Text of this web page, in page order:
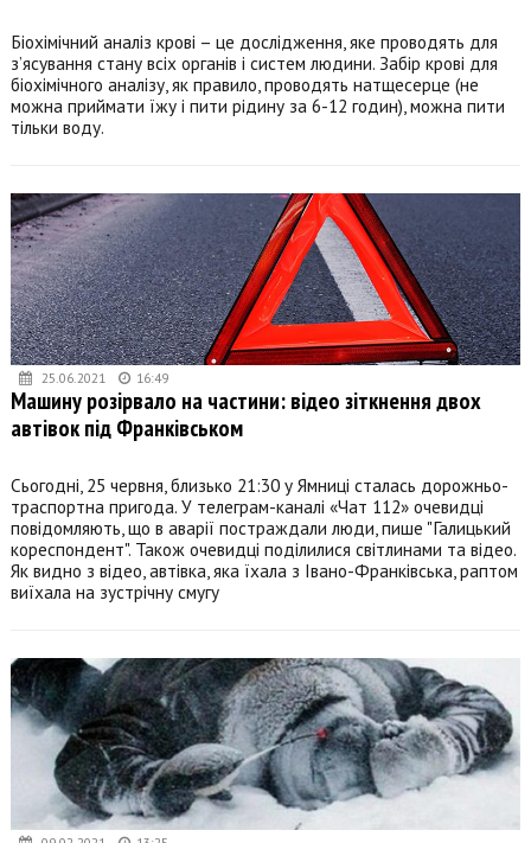
Біохімічний аналіз крові – це дослідження, яке проводять для
з’ясування стану всіх органів і систем людини. Забір крові для
біохімічного аналізу, як правило, проводять натщесерце (не
можна приймати їжу і пити рідину за 6-12 годин), можна пити
тільки воду.
25.06.2021 16:49
Машину розірвало на частини: відео зіткнення двох
автівок під Франківськом
Сьогодні, 25 червня, близько 21:30 у Ямниці сталась дорожньо-
траспортна пригода. У телеграм-каналі «Чат 112» очевидці
повідомляють, що в аварії постраждали люди, пише "Галицький
кореспондент". Також очевидці поділилися світлинами та відео.
Як видно з відео, автівка, яка їхала з Івано-Франківська, раптом
виїхала на зустрічну смугу